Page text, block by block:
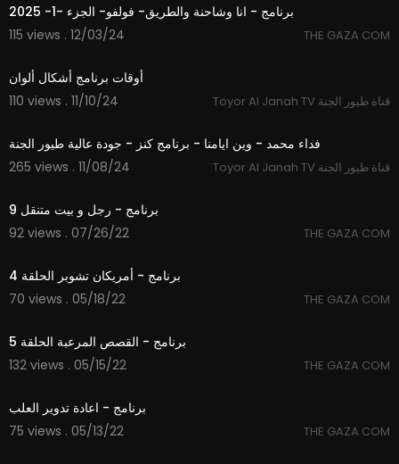
برنامج - انا وشاحنة والطريق- فولفو- الجزء -1- 2025
115 views . 12/03/24
THE GAZA COM
أوقات برنامج أشكال ألوان
110 views . 11/10/24
Toyor Al Janah TV قناة طيور الجنة
فداء محمد - وين ايامنا - برنامج كنز - جودة عالية طيور الجنة
265 views . 11/08/24
Toyor Al Janah TV قناة طيور الجنة
برنامج - رجل و بيت متنقل 9
92 views . 07/26/22
THE GAZA COM
برنامج - أمريكان تشوبر الحلقة 4
70 views . 05/18/22
THE GAZA COM
برنامج - القصص المرعبة الحلقة 5
132 views . 05/15/22
THE GAZA COM
برنامج - اعادة تدوير العلب
75 views . 05/13/22
THE GAZA COM